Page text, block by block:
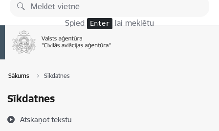
Pāriet uz lapas saturu
Spied Enter lai meklētu
Sākums Sīkdatnes
Sīkdatnes
Atskaņot tekstu